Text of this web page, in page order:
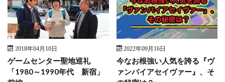
2018年04月10日
ゲームセンター聖地巡礼
「1980～1990年代 新宿」
2022年09月16日
今なお根強い人気を誇る『ヴ
ァンパイアセイヴァー』、そ